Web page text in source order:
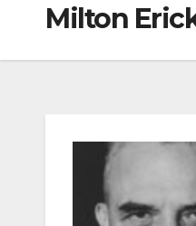
Milton